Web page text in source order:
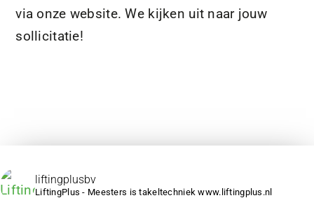
via onze website. We kijken uit naar jouw
sollicitatie!
liftingplusbv
LiftingPlus - Meesters is takeltechniek www.liftingplus.nl